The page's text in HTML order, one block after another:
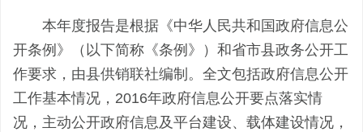
本年度报告是根据《中华人民共和国政府信息公
开条例》（以下简称《条例》）和省市县政务公开工
作要求，由县供销联社编制。全文包括政府信息公开
工作基本情况，2016年政府信息公开要点落实情
况，主动公开政府信息及平台建设、载体建设情况，